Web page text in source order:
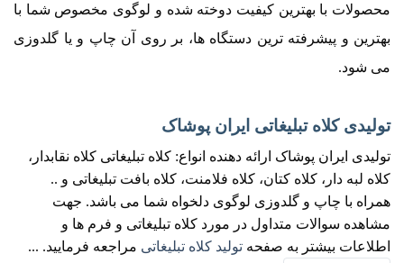
محصولات با بهترین کیفیت دوخته شده و لوگوی مخصوص شما با
بهترین و پیشرفته ترین دستگاه ها، بر روی آن چاپ و یا گلدوزی
می شود.
تولیدی کلاه تبلیغاتی ایران پوشاک
تولیدی ایران پوشاک ارائه دهنده انواع: کلاه تبلیغاتی کلاه نقابدار،
کلاه لبه دار، کلاه کتان، کلاه فلامنت، کلاه بافت تبلیغاتی و ..
همراه با چاپ و گلدوزی لوگوی دلخواه شما می باشد. جهت
مشاهده سوالات متداول در مورد کلاه تبلیغاتی و فرم ها و
اطلاعات بیشتر به صفحه تولید کلاه تبلیغاتی مراجعه فرمایید. ...